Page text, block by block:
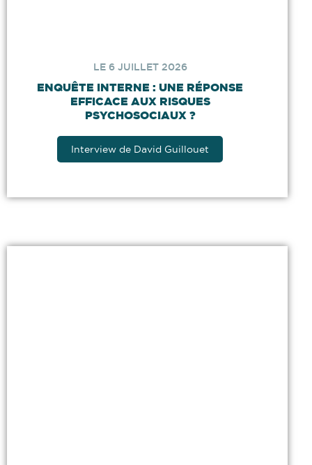
LE 6 JUILLET 2026
ENQUÊTE INTERNE : UNE RÉPONSE
EFFICACE AUX RISQUES
PSYCHOSOCIAUX ?
Interview de David Guillouet